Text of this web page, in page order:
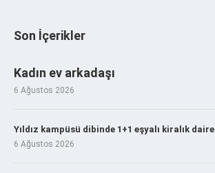
Son İçerikler
Kadın ev arkadaşı
6 Ağustos 2026
Yıldız kampüsü dibinde 1+1 eşyalı kiralık daire
6 Ağustos 2026